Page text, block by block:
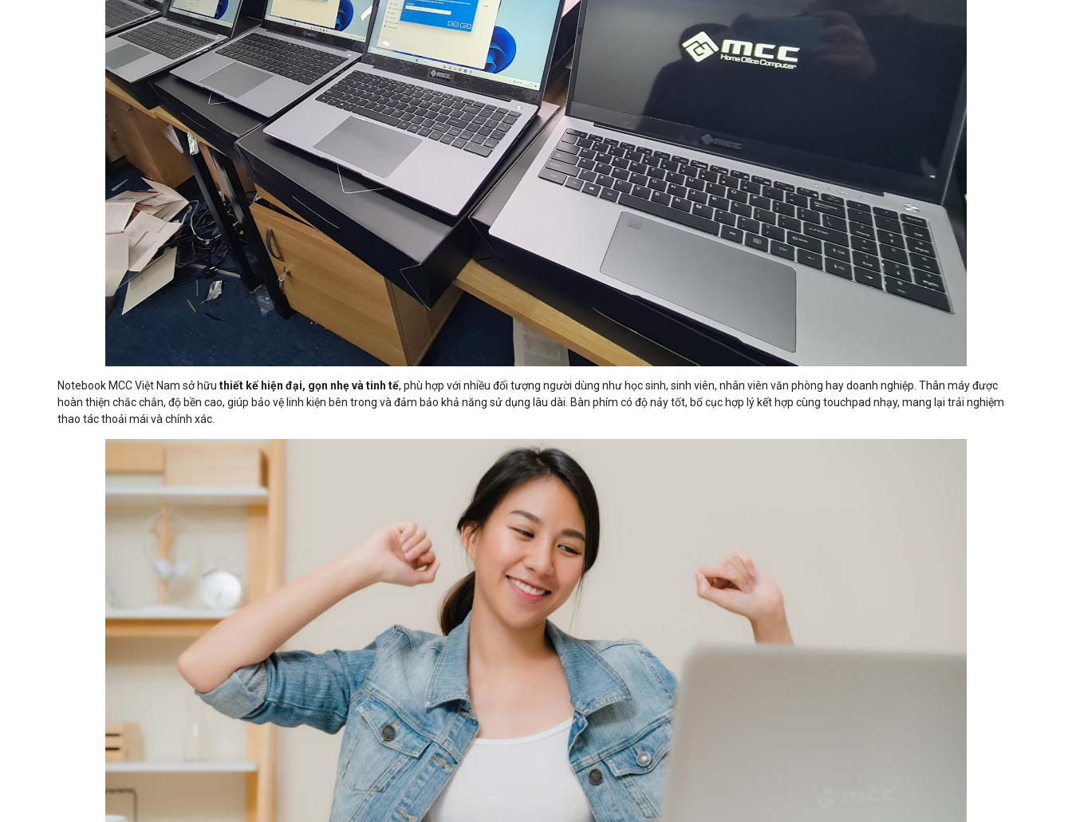
Notebook MCC Việt Nam sở hữu thiết kế hiện đại, gọn nhẹ và tinh tế, phù hợp với nhiều đối tượng người dùng như học sinh, sinh viên, nhân viên văn phòng hay doanh nghiệp. Thân máy được
hoàn thiện chắc chắn, độ bền cao, giúp bảo vệ linh kiện bên trong và đảm bảo khả năng sử dụng lâu dài. Bàn phím có độ nảy tốt, bố cục hợp lý kết hợp cùng touchpad nhạy, mang lại trải nghiệm
thao tác thoải mái và chính xác.